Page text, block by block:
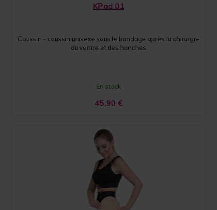
KPad 01
Coussin - coussin unisexe sous le bandage après la chirurgie
du ventre et des hanches
En stock
45,90 €